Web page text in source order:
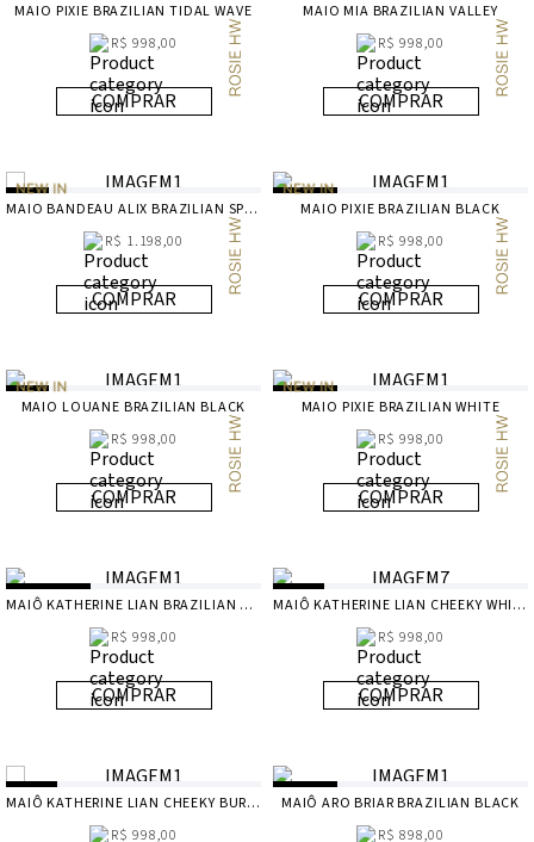
MAIO PIXIE BRAZILIAN TIDAL WAVE
R$ 998,00
COMPRAR
MAIO MIA BRAZILIAN VALLEY
R$ 998,00
COMPRAR
MAIO BANDEAU ALIX BRAZILIAN SPICY RED
R$ 1.198,00
COMPRAR
MAIO PIXIE BRAZILIAN BLACK
R$ 998,00
COMPRAR
MAIO LOUANE BRAZILIAN BLACK
R$ 998,00
COMPRAR
MAIO PIXIE BRAZILIAN WHITE
R$ 998,00
COMPRAR
MAIÔ KATHERINE LIAN BRAZILIAN WHITE
R$ 998,00
COMPRAR
MAIÔ KATHERINE LIAN CHEEKY WHITE
R$ 998,00
COMPRAR
MAIÔ KATHERINE LIAN CHEEKY BURGEON
R$ 998,00
MAIÔ ARO BRIAR BRAZILIAN BLACK
R$ 898,00